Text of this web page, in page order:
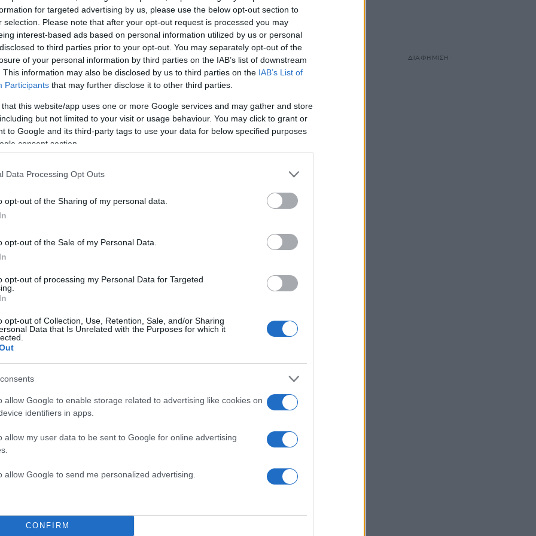
for targeted advertising by us, please use the below opt-out section to
selection. Please note that after your opt-out request is processed you may
interest-based ads based on personal information utilized by us or personal
to third parties prior to your opt-out. You may separately opt-out of the
of your personal information by third parties on the IAB’s list of downstream
This information may also be disclosed by us to third parties on the IAB’s List of
Participants that may further disclose it to other third parties.
that this website/app uses one or more Google services and may gather and store
but not limited to your visit or usage behaviour. You may click to grant or
to Google and its third-party tags to use your data for below specified purposes
consent section.
Data Processing Opt Outs
opt-out of the Sharing of my personal data.
opt-out of the Sale of my Personal Data.
opt-out of processing my Personal Data for Targeted
opt-out of Collection, Use, Retention, Sale, and/or Sharing
Data that Is Unrelated with the Purposes for which it
allow Google to enable storage related to advertising like cookies on
identifiers in apps.
allow my user data to be sent to Google for online advertising
allow Google to send me personalized advertising.
CONFIRM
είπε σοκαρίστηκε αλλά από ντροπή πλήρωσε τελικά
400 ευρώ και είπα στους φίλους μου “θα με θάψετε
ΔΙΑΦΗΜΙΣΗ
ΔΙΑΦΗΜΙΣΗ